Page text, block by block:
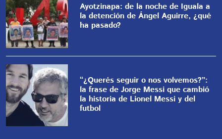
Ayotzinapa: de la noche de Iguala a
la detención de Ángel Aguirre, ¿qué
ha pasado?
“¿Querés seguir o nos volvemos?”:
la frase de Jorge Messi que cambió
la historia de Lionel Messi y del
futbol